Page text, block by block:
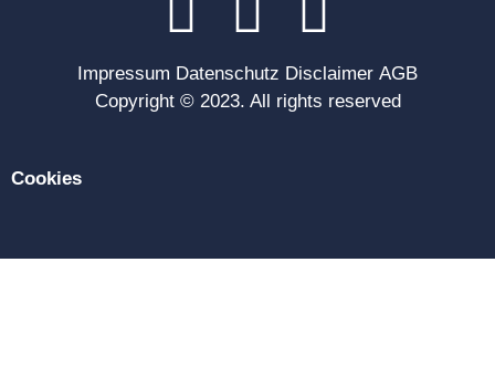
Impressum Datenschutz Disclaimer AGB
Copyright © 2023. All rights reserved
Cookies